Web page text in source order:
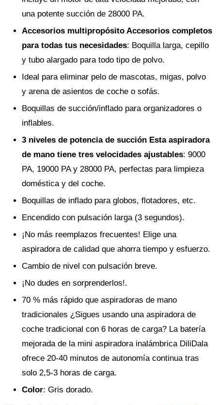
una potente succión de 28000 PA.
Accesorios multipropósito Accesorios completos
para todas tus necesidades: Boquilla larga, cepillo
y tubo alargado para todo tipo de polvo.
Ideal para eliminar pelo de mascotas, migas, polvo
y arena de asientos de coche o sofás.
Boquillas de succión/inflado para organizadores o
inflables.
3 niveles de potencia de succión Esta aspiradora
de mano tiene tres velocidades ajustables: 9000
PA, 19000 PA y 28000 PA, perfectas para limpieza
doméstica y del coche.
Boquillas de inflado para globos, flotadores, etc.
Encendido con pulsación larga (3 segundos).
¡No más reemplazos frecuentes! Elige una
aspiradora de calidad que ahorra tiempo y esfuerzo.
Cambio de nivel con pulsación breve.
¡No dudes en sorprenderlos!.
70 % más rápido que aspiradoras de mano
tradicionales ¿Sigues usando una aspiradora de
coche tradicional con 6 horas de carga? La batería
mejorada de la mini aspiradora inalámbrica DiliDala
ofrece 20-40 minutos de autonomía continua tras
solo 2,5-3 horas de carga.
Color: Gris dorado.